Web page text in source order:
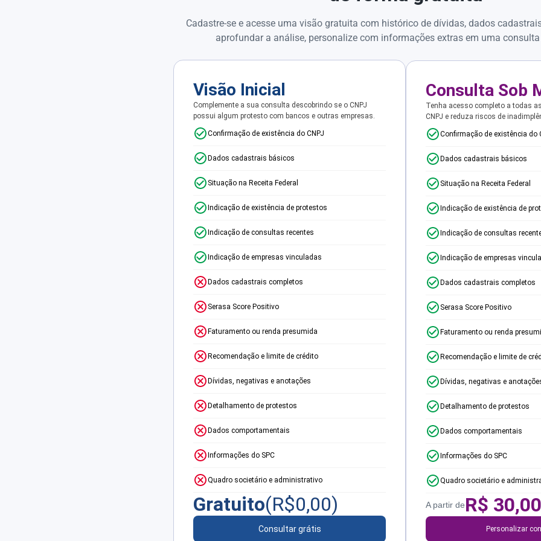
Cadastre-se e acesse uma visão gratuita com histórico de dívidas, dados
aprofundar a análise, personalize com informações extras em uma
Visão Inicial
Complemente a sua consulta descobrindo se o CNPJ
possui algum protesto com bancos e outras empresas.
Confirmação de existência do CNPJ
Dados cadastrais básicos
Situação na Receita Federal
Indicação de existência de protestos
Indicação de consultas recentes
Indicação de empresas vinculadas
Dados cadastrais completos
Serasa Score Positivo
Faturamento ou renda presumida
Recomendação e limite de crédito
Dívidas, negativas e anotações
Detalhamento de protestos
Dados comportamentais
Informações do SPC
Quadro societário e administrativo
Gratuito(R$0,00)
Consultar grátis
Consulta Sob
Tenha acesso completo a todas
CNPJ e reduza riscos de
Confirmação de existência do
Dados cadastrais básicos
Situação na Receita Federal
Indicação de existência de
Indicação de consultas
Indicação de empresas
Dados cadastrais completos
Serasa Score Positivo
Faturamento ou renda
Recomendação e limite de
Dívidas, negativas e
Detalhamento de protestos
Dados comportamentais
Informações do SPC
Quadro societário e
A partir deR$ 30,00
Personalizar